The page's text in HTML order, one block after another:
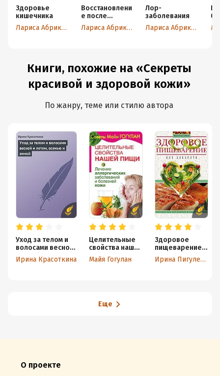
сочетая средства народной и научной медицины,
можно добиться наибольшего эффекта в лечении и
оздоровлении человека. В книге даны простые рецепты
Здоровье
кишечника
Лариса Абрикосова
Восстановлени
е после
вирусных
инфекций
Лариса Абрикосова
Лор-
заболевания
Лариса Абрикосова
Книги, похожие на «Секреты
красивой и здоровой кожи»
По жанру, теме или стилю автора
Уход за телом и
волосами весной
и летом, осенью и
зимой
Ирина Красоткина
Целительные
свойства нашей
пищи. Лечение
аллергических
Майя Гогулан
Здоровое
пищеварение
без лекарств.
Вкусная еда Ирина Пигулевская
Еще
О проекте